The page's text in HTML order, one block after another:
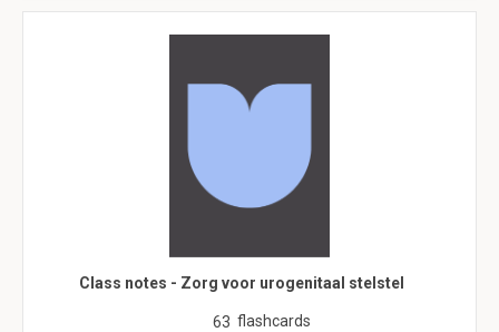
Class notes - Zorg voor urogenitaal stelstel
63 flashcards